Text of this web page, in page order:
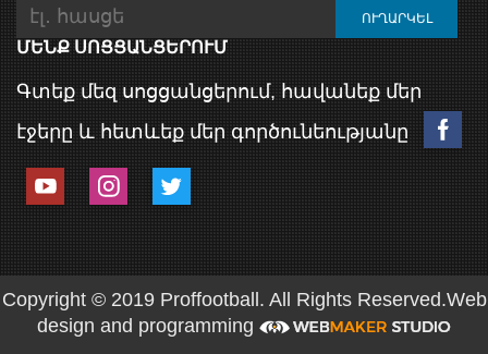
ՄԵՆՔ ՍՈՑՑԱՆՑԵՐՈՒՄ
Գտեք մեզ սոցցանցերում, հավանեք մեր
էջերը և հետևեք մեր գործունեությանը
Copyright © 2019 Proffootball. All Rights Reserved.Web
design and programming